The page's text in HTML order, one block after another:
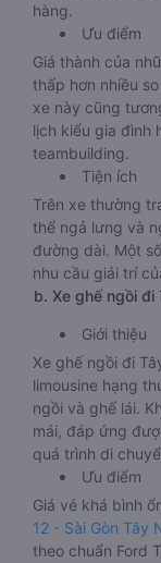
hàng.
Ưu điểm
Giá thành của
thấp hơn nhiều
xe này cũng
lịch kiểu gia đình
teambuilding.
Tiện ích
Trên xe thường
thể ngả lưng và
đường dài. Một
nhu cầu giải trí
b. Xe ghế ngồi đi
Giới thiệu
Xe ghế ngồi đi
limousine hạng
ngồi và ghế lái.
mái, đáp ứng
quá trình di
Ưu điểm
Giá vé khá bình
12 - Sài Gòn Tây
theo chuẩn Ford